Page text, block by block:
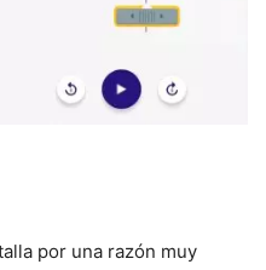
por una razón muy